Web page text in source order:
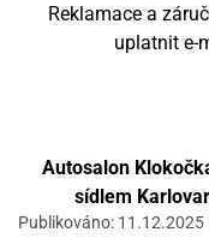
Reklamace a
uplatnit e-
Autosalon
sídlem
Publikováno: 11.12.2025